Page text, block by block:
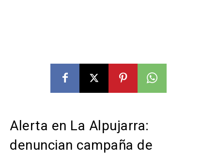
Alerta en La Alpujarra:
denuncian campaña de